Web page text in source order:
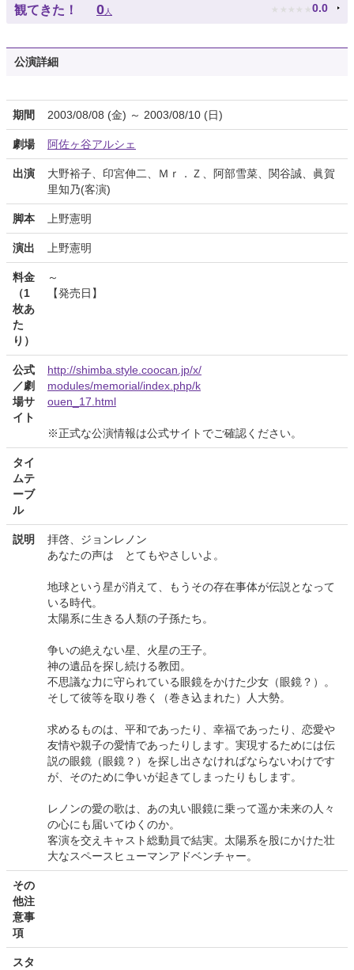
観てきた！ 0人 ★ ★ ★ ★ ★ 0.0
公演詳細
期間 2003/08/08 (金) ～ 2003/08/10 (日)
劇場 阿佐ヶ谷アルシェ
出演
大野裕子、印宮伸二、Ｍｒ．Ｚ、阿部雪菜、関谷誠、眞賀
里知乃(客演)
脚本 上野憲明
演出 上野憲明
料金
（1
枚あ
た
り）
～
【発売日】
公式
／劇
場サ
イト
http://shimba.style.coocan.jp/x/
modules/memorial/index.php/k
ouen_17.html
※正式な公演情報は公式サイトでご確認ください。
タイ
ムテ
ーブ
ル
説明
拝啓、ジョンレノン
あなたの声は とてもやさしいよ。
地球という星が消えて、もうその存在事体が伝説となって
いる時代。
太陽系に生きる人類の子孫たち。
争いの絶えない星、火星の王子。
神の遺品を探し続ける教団。
不思議な力に守られている眼鏡をかけた少女（眼鏡？）。
そして彼等を取り巻く（巻き込まれた）人大勢。
求めるものは、平和であったり、幸福であったり、恋愛や
友情や親子の愛情であったりします。実現するためには伝
説の眼鏡（眼鏡？）を探し出さなければならないわけです
が、そのために争いが起きてしまったりもします。
レノンの愛の歌は、あの丸い眼鏡に乗って遥か未来の人々
の心にも届いてゆくのか。
客演を交えキャスト総動員で結実。太陽系を股にかけた壮
大なスペースヒューマンアドベンチャー。
その
他注
意事
項
スタ